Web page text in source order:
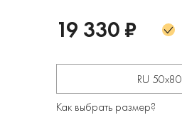
19 330 ₽
RU 50х80
Как выбрать размер?